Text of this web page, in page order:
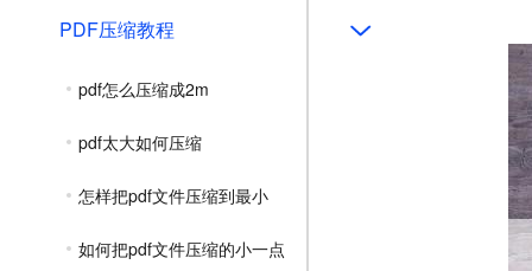
PDF压缩教程
pdf怎么压缩成2m
pdf太大如何压缩
怎样把pdf文件压缩到最小
如何把pdf文件压缩的小一点